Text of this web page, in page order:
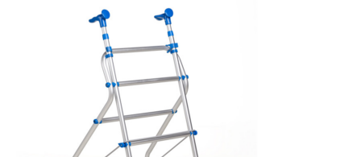
múltiples
variantes.
Las
opciones
se
pueden